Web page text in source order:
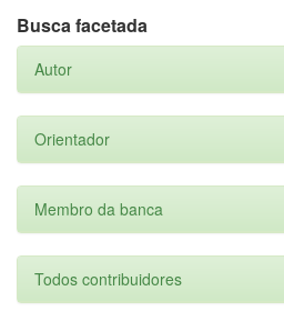
Busca facetada
Autor
Orientador
Membro da banca
Todos contribuidores